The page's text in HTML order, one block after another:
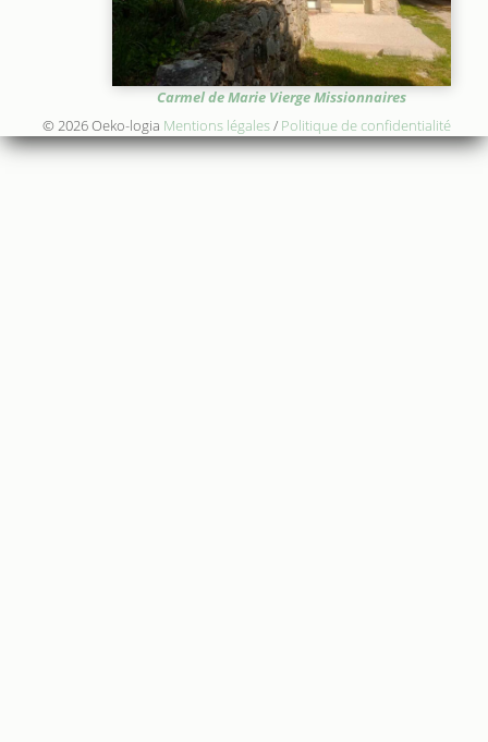
Carmel de Marie Vierge Missionnaires
© 2026 Oeko-logia Mentions légales/ Politique de confidentialité